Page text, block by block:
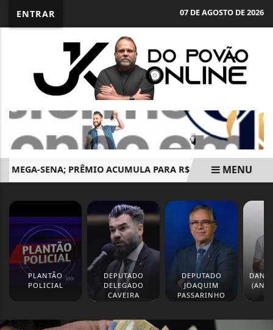
ENTRAR 07 DE AGOSTO DE 2026
SENA; PRÊMIO ACUMULA PARA R$ 165 MILHÕES
MENU
PLANTÃO
POLICIAL
DEPUTADO
DELEGADO
CAVEIRA
DEPUTADO
JOAQUIM
PASSARINHO